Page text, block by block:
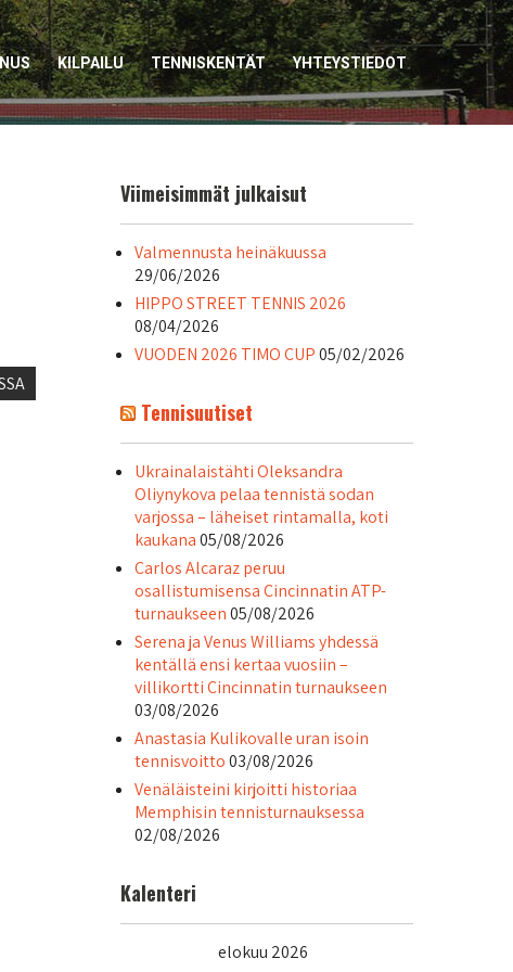
KILPAILU TENNISKENTÄT YHTEYSTIEDOT
Viimeisimmät julkaisut
Valmennusta heinäkuussa
29/06/2026
HIPPO STREET TENNIS 2026
08/04/2026
VUODEN 2026 TIMO CUP05/02/2026
Tennisuutiset
Ukrainalaistähti Oleksandra
Oliynykova pelaa tennistä sodan
varjossa – läheiset rintamalla, koti
kaukana05/08/2026
Carlos Alcaraz peruu
osallistumisensa Cincinnatin ATP-
turnaukseen05/08/2026
Serena ja Venus Williams yhdessä
kentällä ensi kertaa vuosiin –
villikortti Cincinnatin turnaukseen
03/08/2026
Anastasia Kulikovalle uran isoin
tennisvoitto03/08/2026
Venäläisteini kirjoitti historiaa
Memphisin tennisturnauksessa
02/08/2026
Kalenteri
elokuu 2026